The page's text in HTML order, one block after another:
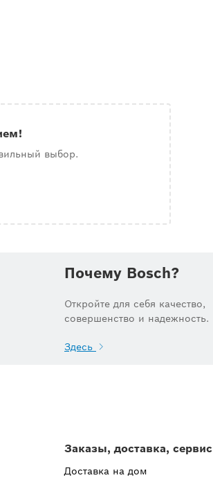
выбор.
Почему Bosch?
Откройте для себя качество,
совершенство и надежность.
Здесь
Заказы, доставка, сервис
Доставка на дом